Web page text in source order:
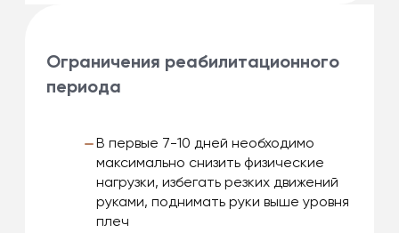
Ограничения реабилитационного
периода
В первые 7-10 дней необходимо
максимально снизить физические
нагрузки, избегать резких движений
руками, поднимать руки выше уровня
плеч